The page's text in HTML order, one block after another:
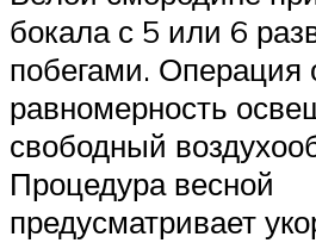
бокала с 5 или 6
побегами. Операция
равномерность
свободный
Процедура весной
предусматривает